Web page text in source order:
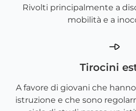
Rivolti principalmente a
mobilità e a
Tirocini
A favore di giovani che
istruzione e che sono